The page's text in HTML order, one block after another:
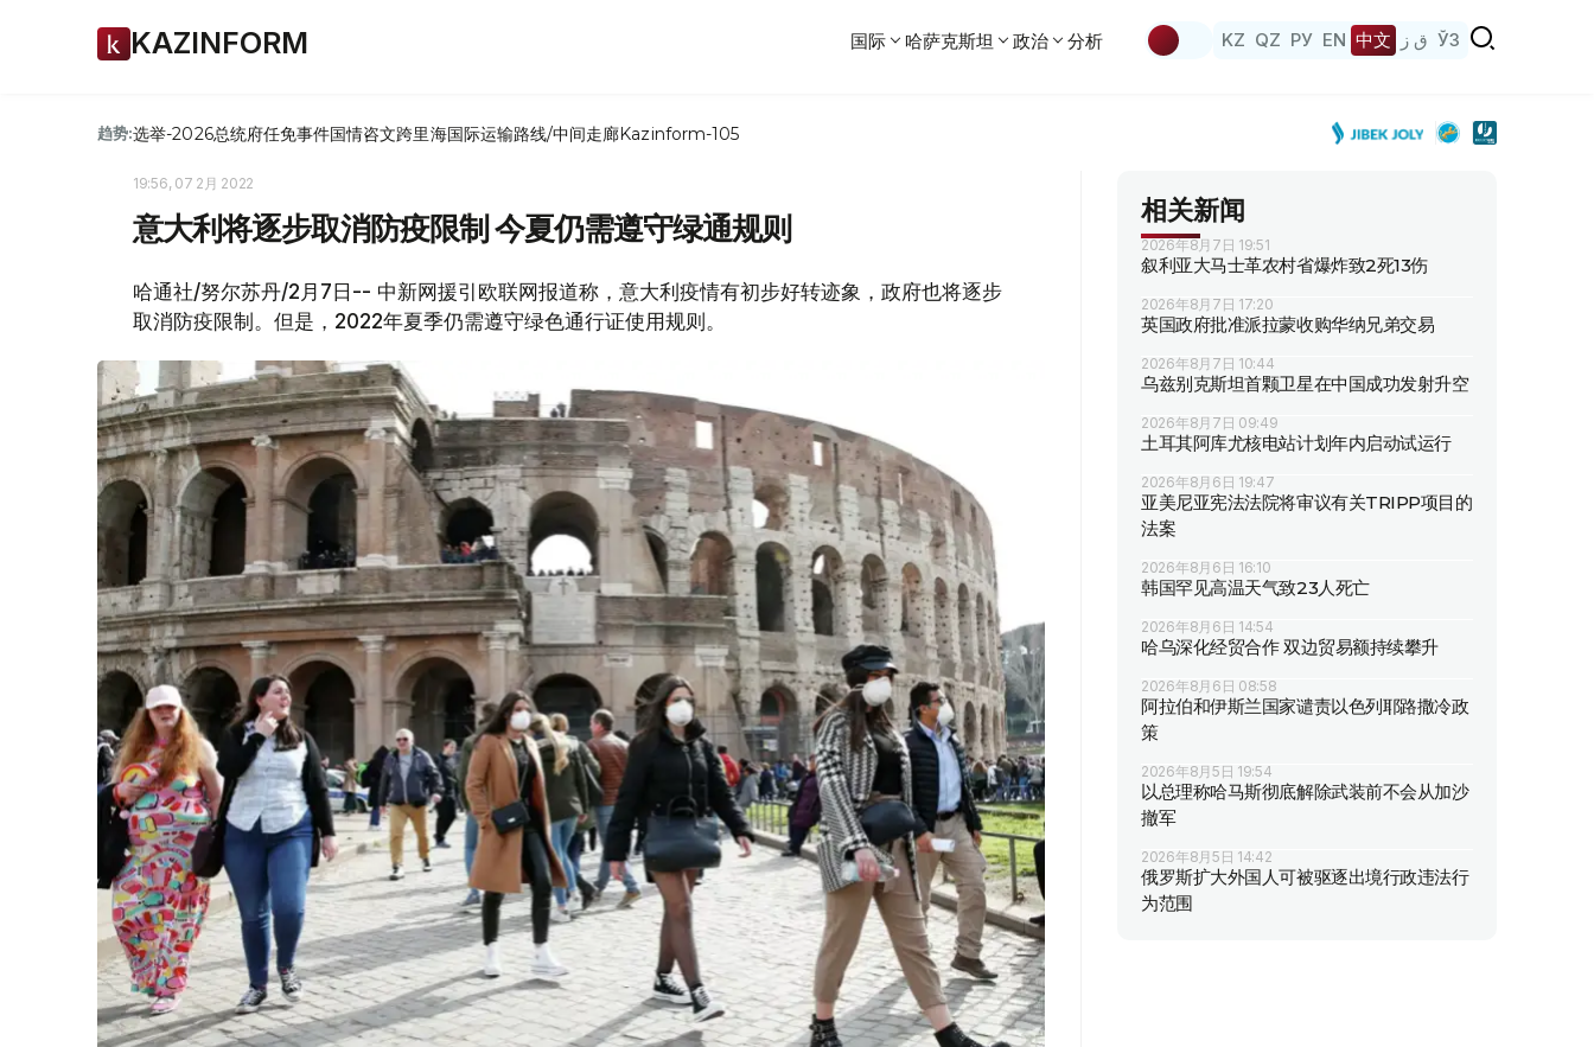
KAZINFORM 国际 哈萨克斯坦 政治 分析 KZ QZ РУ EN 中文 ق ز ЎЗ
趋势:选举-2026总统府任免事件国情咨文跨里海国际运输路线/中间走廊Kazinform-105
19:56, 07 2月 2022
意大利将逐步取消防疫限制 今夏仍需遵守绿通规则
哈通社/努尔苏丹/2月7日-- 中新网援引欧联网报道称，意大利疫情有初步好转迹象，政府也将逐步
取消防疫限制。但是，2022年夏季仍需遵守绿色通行证使用规则。
相关新闻
2026年8月7日 19:51
叙利亚大马士革农村省爆炸致2死13伤
2026年8月7日 17:20
英国政府批准派拉蒙收购华纳兄弟交易
2026年8月7日 10:44
乌兹别克斯坦首颗卫星在中国成功发射升空
2026年8月7日 09:49
土耳其阿库尤核电站计划年内启动试运行
2026年8月6日 19:47
亚美尼亚宪法法院将审议有关TRIPP项目的
法案
2026年8月6日 16:10
韩国罕见高温天气致23人死亡
2026年8月6日 14:54
哈乌深化经贸合作 双边贸易额持续攀升
2026年8月6日 08:58
阿拉伯和伊斯兰国家谴责以色列耶路撒冷政
策
2026年8月5日 19:54
以总理称哈马斯彻底解除武装前不会从加沙
撤军
2026年8月5日 14:42
俄罗斯扩大外国人可被驱逐出境行政违法行
为范围